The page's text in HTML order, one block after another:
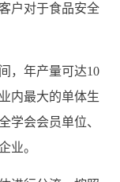
户对于食品安全
，年产量可达10
内最大的单体生
学会会员单位、
业。